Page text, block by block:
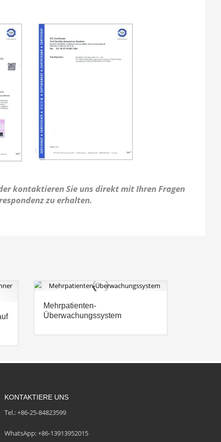
kontaktieren Sie uns direkt mit Ihren Fragen
zu erhalten.
Mehrpatienten-
Überwachungssystem
KONTAKTIERE UNS
Tel.: +86-25-84823599
WhatsApp: +86-13913952015